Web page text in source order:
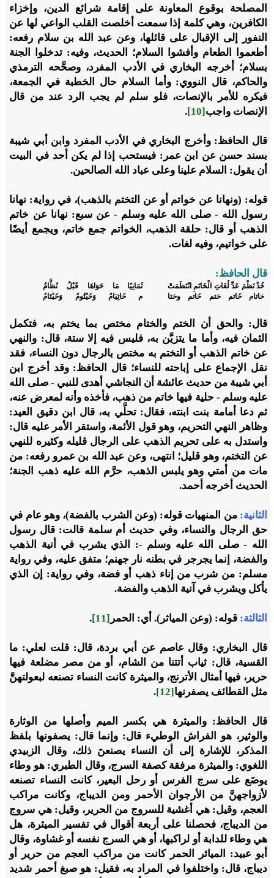
المصلحة بوقوع المعاونة على إقامة شرائع الدين، وإخزاء
الكافرين، وهي كلمة إذا سمعت أخلصت القلب الواعي لها عن
النفور إلى الإقبال على قائلها، وعن عبد الله بن سلام رفعه:
أطعموا الطعام وأفشوا السلام؛ الحديث، وفيه: تدخلوا الجنة
بسلام؛ أخرجه البخاري في الأدب المفرد، وصحَّحه الترمذي
والحاكم، قال النووي: وأما السلام حال الخطبة في الجمعة،
فيكره للأمر بالإنصات، فلو سلم لم يجب الرد عند من قال
الإنصات واجب[10]
.
قال الحافظ: وأخرج البخاري في الأدب المفرد وابن أبي شيبة
بسند حسن عن ابن عمر: فيستحب إذا لم يكن أحد في البيت
أن يقول: السلام علينا وعلى عباد الله الصالحين.
قوله: (ونهانا عن خواتم أو عن التختم بالذهب)، في رواية: نهانا
رسول الله - صلى الله عليه وسلم - عن سبع: نهانا عن خاتم
الذهب أو قال: حلقة الذهب، الخواتم جمع خاتم، ويجمع أيضًا
على خواتيم، وفيه لغات.
قال الحافظ:
خُذْ نَظْمَ عَدِّ لُغَاتِ الْخَاتَمِ انْتَظَمَتْ
ثَمَانِيًا مَا حَوَاهَا قَبْلُ نُظَّامُ
خاتام خَاتم ختم خَاتم وختا
م خَاتِيَامٌ وَخَيْتُومٌ وَخَيْتَامُ
قال: والحق أن الختم والختام مختص بما يختم به، فتكمل
الثمان فيه، وأما ما يتزيَّن به، فليس فيه إلا ستة، قال: والنهي
عن خاتم الذهب أو التختم به مختص بالرجال دون النساء، فقد
نقل الإجماع على إباحته للنساء؛ قال الحافظ: وقد أخرج ابن
أبي شيبة من حديث عائشة أن النجاشي أهدى للنبي - صلى الله
عليه وسلم - حلية فيها خاتم من ذهب، فأخذه وأنه لمعرض عنه،
ثم دعا أمامة بنت ابنته، فقال: تحلَّي به، قال ابن دقيق العيد:
وظاهر النهي التحريم، وهو قول الأئمة، واستقر الأمر عليه قال:
واستدل به على تحريم الذهب على الرجال قليله وكثيره للنهي
عن التختم، وهو قليل؛ انتهى، وعن عبد الله بن عمرو رفعه: من
مات من أمتي وهو يلبس الذهب، حرَّم الله عليه ذهب الجنة؛
الحديث أخرجه أحمد.
الثانية:من المنهيات قوله: (وعن الشرب بالفضة)، وهو عام في
حق الرجال والنساء، وفي حديث أم سلمة قالت: قال رسول
الله - صلى الله عليه وسلم -: الذي يشرب في أنية الذهب
والفضة، إنما يجرجر في بطنه نار جهنم؛ متفق عليه، وفي رواية
مسلم: من شرب من إناء ذهب أو فضة، وفي رواية: إن الذي
يأكل ويشرب في آنية الذهب والفضة.
الثالثة: قوله: (وعن المياثر). أي: الحمر [11]
.
قال البخاري: وقال عاصم عن أبي بردة، قال: قلت لعلي: ما
القسية، قال: ثياب أتتنا من الشام، أو من مصر مضلعة فيها
حرير، فيها أمثال الأترنج، والميثرة كانت النساء تصنعه لبعولتهنَّ
مثل القطائف يصفرنها[12]
.
قال الحافظ: والميثرة هي بكسر الميم وأصلها من الوثارة
والوثير، هو الفراش الوطيء قال: وإنما قال: يصفونها بلفظ
المذكر، للإشارة إلى أن النساء يصنعنَ ذلك، وقال الزبيدي
اللغوي: والميثرة مرفقة كصفة السرج، وقال الطبري: هو وطاء
يوضَع على سرج الفرس أو رحل البعير، كانت النساء تصنعه
لأزواجهنَّ من الأرجوان الأحمر ومن الديباج، وكانت مراكب
العجم، وقيل: هي أغشية للسروج من الحرير، وقيل: هي سروج
من الديباج، فحصلنا على أربعة أقوال في تفسير الميثرة، هل
هي وطاء للدابة أو لراكبها، أو هي السرج نفسه أو غشاوة، وقال
أبو عبيد: المياثر الحمر كانت من مراكب العجم من حرير أو
ديباج، قال: واختلفوا في المراد به، فقيل: هو صبغ أحمر شديد